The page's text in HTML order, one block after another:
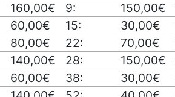
160,00€ 9: 150,00€
60,00€ 15: 30,00€
80,00€ 22: 70,00€
140,00€ 28: 150,00€
60,00€ 38: 30,00€